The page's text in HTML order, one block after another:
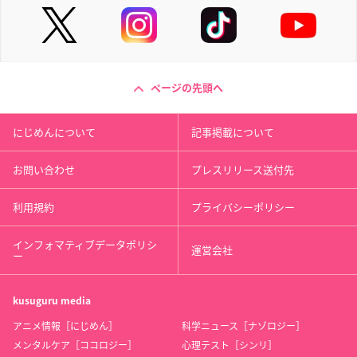
ページの先頭へ
にじめんについて 記事掲載について
お問い合わせ プレスリリース送付先
利用規約 プライバシーポリシー
インフォマティブデータポリシ
ー 運営会社
kusuguru media
アニメ情報［にじめん］
科学ニュース［ナゾロジー］
メンタルケア［ココロジー］
心理テスト［シンリ］